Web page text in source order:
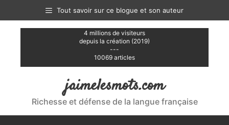
contenu
Tout savoir sur ce blogue et son auteur
4 millions de visiteurs
depuis la création (2019)
---
10069 articles
jaimelesmots.com
Richesse et défense de la langue française